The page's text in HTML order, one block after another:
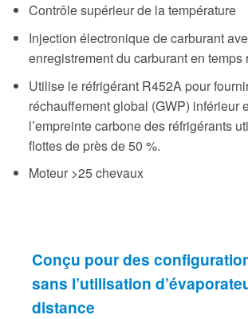
Contrôle supérieur de la température
Injection électronique de carburant
enregistrement du carburant en temps
Utilise le réfrigérant R452A pour
réchauffement global (GWP) inférieur
l’empreinte carbone des réfrigérants
flottes de près de 50 %.
Moteur >25 chevaux
Conçu pour des
sans l’utilisation
distance